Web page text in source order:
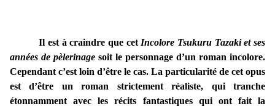
Il est à craindre que cet Incolore Tsukuru Tazaki et ses
années de pèlerinage soit le personnage d’un roman incolore.
Cependant c’est loin d’être le cas. La particularité de cet opus
est d’être un roman strictement réaliste, qui tranche
étonnamment avec les récits fantastiques qui ont fait la